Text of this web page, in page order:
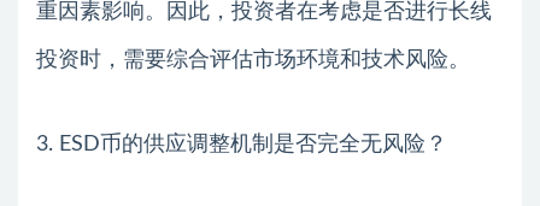
重因素影响。因此，投资者在考虑是否进行长线
投资时，需要综合评估市场环境和技术风险。
3. ESD币的供应调整机制是否完全无风险？